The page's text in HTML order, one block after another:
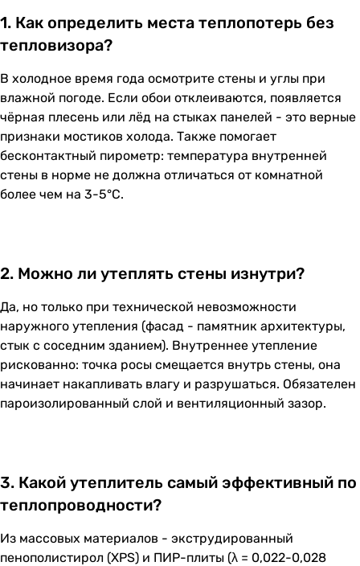
1. Как определить места теплопотерь без
тепловизора?
В холодное время года осмотрите стены и углы при
влажной погоде. Если обои отклеиваются, появляется
чёрная плесень или лёд на стыках панелей - это верные
признаки мостиков холода. Также помогает
бесконтактный пирометр: температура внутренней
стены в норме не должна отличаться от комнатной
более чем на 3-5°C.
2. Можно ли утеплять стены изнутри?
Да, но только при технической невозможности
наружного утепления (фасад - памятник архитектуры,
стык с соседним зданием). Внутреннее утепление
рискованно: точка росы смещается внутрь стены, она
начинает накапливать влагу и разрушаться. Обязателен
пароизолированный слой и вентиляционный зазор.
3. Какой утеплитель самый эффективный по
теплопроводности?
Из массовых материалов - экструдированный
пенополистирол (XPS) и ПИР-плиты (λ = 0,022-0,028